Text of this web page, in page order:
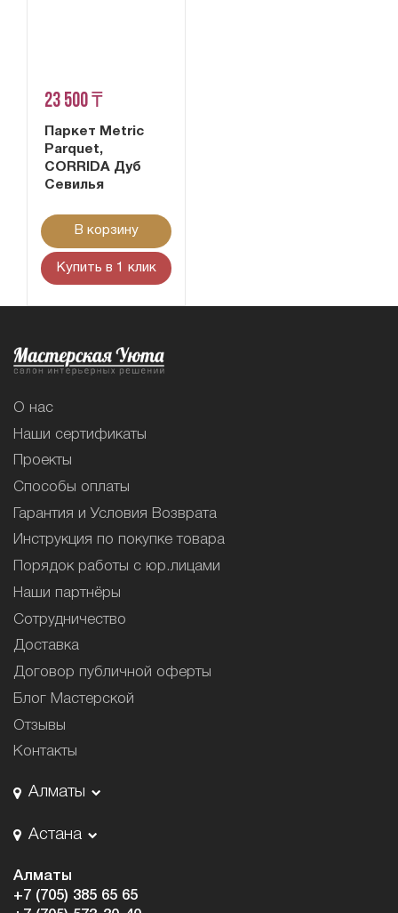
23 500 ₸
Паркет Metric
Parquet,
CORRIDA Дуб
Севилья
В корзину
Купить в 1 клик
О нас
Наши сертификаты
Проекты
Способы оплаты
Гарантия и Условия Возврата
Инструкция по покупке товара
Порядок работы с юр.лицами
Наши партнёры
Сотрудничество
Доставка
Договор публичной оферты
Блог Мастерской
Отзывы
Контакты
Алматы
Астана
Алматы
+7 (705) 385 65 65